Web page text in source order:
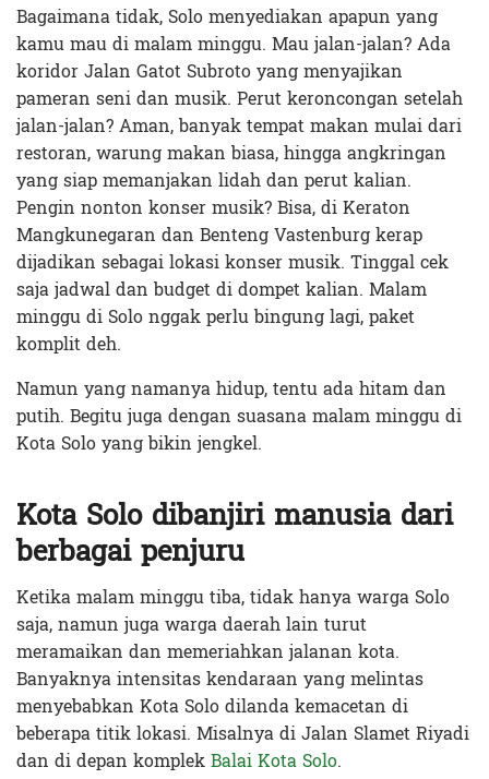
Bagaimana tidak, Solo menyediakan apapun yang
kamu mau di malam minggu. Mau jalan-jalan? Ada
koridor Jalan Gatot Subroto yang menyajikan
pameran seni dan musik. Perut keroncongan setelah
jalan-jalan? Aman, banyak tempat makan mulai dari
restoran, warung makan biasa, hingga angkringan
yang siap memanjakan lidah dan perut kalian.
Pengin nonton konser musik? Bisa, di Keraton
Mangkunegaran dan Benteng Vastenburg kerap
dijadikan sebagai lokasi konser musik. Tinggal cek
saja jadwal dan budget di dompet kalian. Malam
minggu di Solo nggak perlu bingung lagi, paket
komplit deh.
Namun yang namanya hidup, tentu ada hitam dan
putih. Begitu juga dengan suasana malam minggu di
Kota Solo yang bikin jengkel.
Kota Solo dibanjiri manusia dari
berbagai penjuru
Ketika malam minggu tiba, tidak hanya warga Solo
saja, namun juga warga daerah lain turut
meramaikan dan memeriahkan jalanan kota.
Banyaknya intensitas kendaraan yang melintas
menyebabkan Kota Solo dilanda kemacetan di
beberapa titik lokasi. Misalnya di Jalan Slamet Riyadi
dan di depan komplekBalai Kota Solo.